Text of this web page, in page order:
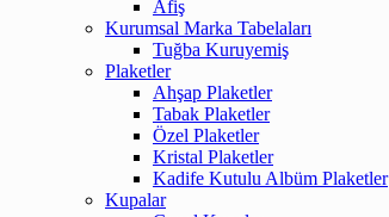
Afiş
Kurumsal Marka Tabelaları
Tuğba Kuruyemiş
Plaketler
Ahşap Plaketler
Tabak Plaketler
Özel Plaketler
Kristal Plaketler
Kadife Kutulu Albüm Plaketler
Kupalar